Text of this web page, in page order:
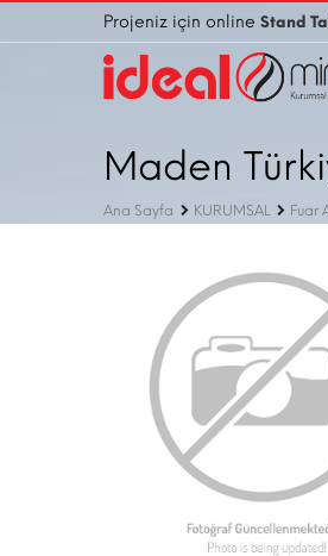
Projeniz için online Stand
Maden
Ana Sayfa KURUMSAL Fuar